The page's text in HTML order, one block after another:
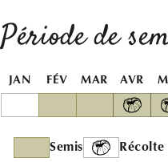
Période de
JAN FÉV MAR AVR
Semis Récolte